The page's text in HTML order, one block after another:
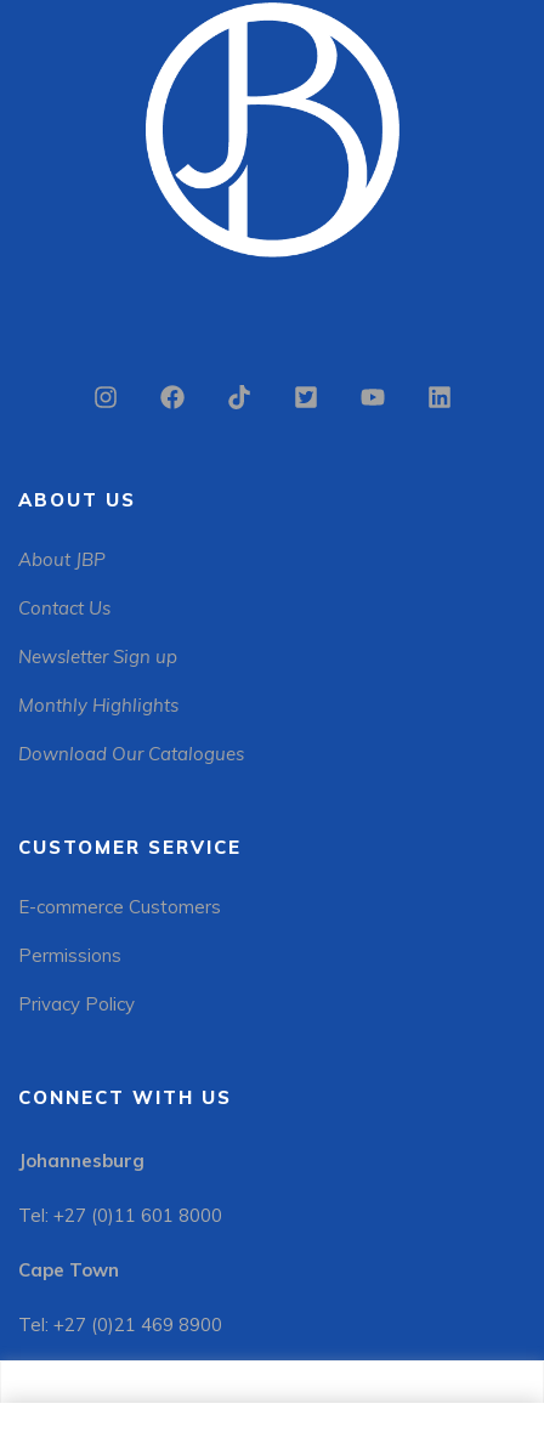
ABOUT US
About JBP
Contact Us
Newsletter Sign up
Monthly Highlights
Download Our Catalogues
CUSTOMER SERVICE
E-commerce Customers
Permissions
Privacy Policy
CONNECT WITH US
Johannesburg
Tel: +27 (0)11 601 8000
Cape Town
Tel: +27 (0)21 469 8900